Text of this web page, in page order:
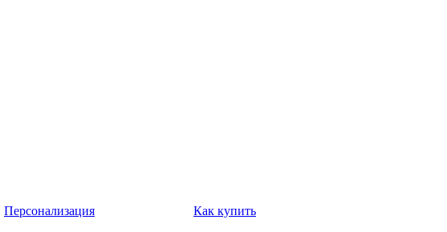
Персонализация
Как купить